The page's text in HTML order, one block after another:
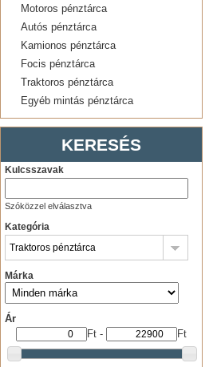
Motoros pénztárca
Autós pénztárca
Kamionos pénztárca
Focis pénztárca
Traktoros pénztárca
Egyéb mintás pénztárca
KERESÉS
Kulcsszavak
Szóközzel elválasztva
Kategória
Márka
Ár
Ft - Ft